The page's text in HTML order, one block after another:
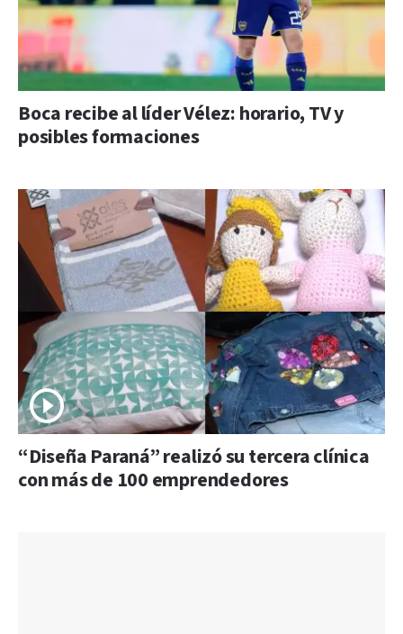
Boca recibe al líder Vélez: horario, TV y
posibles formaciones
“Diseña Paraná” realizó su tercera clínica
con más de 100 emprendedores